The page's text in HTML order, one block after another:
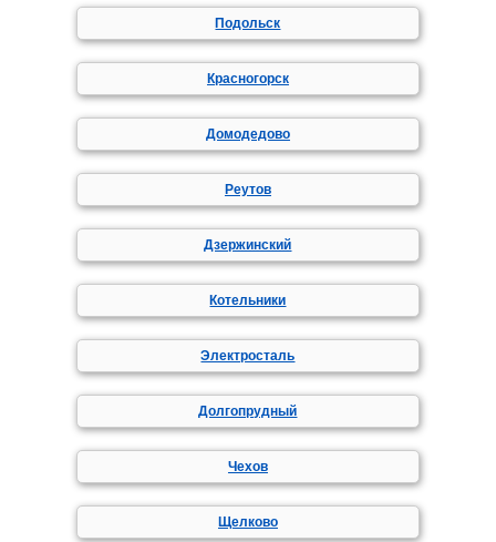
Подольск
Красногорск
Домодедово
Реутов
Дзержинский
Котельники
Электросталь
Долгопрудный
Чехов
Щелково